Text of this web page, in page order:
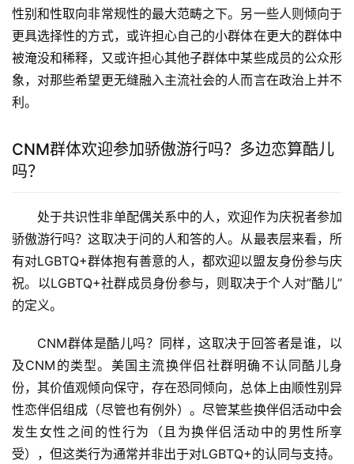
性别和性取向非常规性的最大范畴之下。另一些人则倾向于
更具选择性的方式，或许担心自己的小群体在更大的群体中
被淹没和稀释，又或许担心其他子群体中某些成员的公众形
象，对那些希望更无缝融入主流社会的人而言在政治上并不
利。
CNM群体欢迎参加骄傲游行吗？多边恋算酷儿
吗？
处于共识性非单配偶关系中的人，欢迎作为庆祝者参加
骄傲游行吗？这取决于问的人和答的人。从最表层来看，所
有对LGBTQ+群体抱有善意的人，都欢迎以盟友身份参与庆
祝。以LGBTQ+社群成员身份参与，则取决于个人对”酷儿”
的定义。
CNM群体是酷儿吗？同样，这取决于回答者是谁，以
及CNM的类型。美国主流换伴侣社群明确不认同酷儿身
份，其价值观倾向保守，存在恐同倾向，总体上由顺性别异
性恋伴侣组成（尽管也有例外）。尽管某些换伴侣活动中会
发生女性之间的性行为（且为换伴侣活动中的男性所享
受），但这类行为通常并非出于对LGBTQ+的认同与支持。